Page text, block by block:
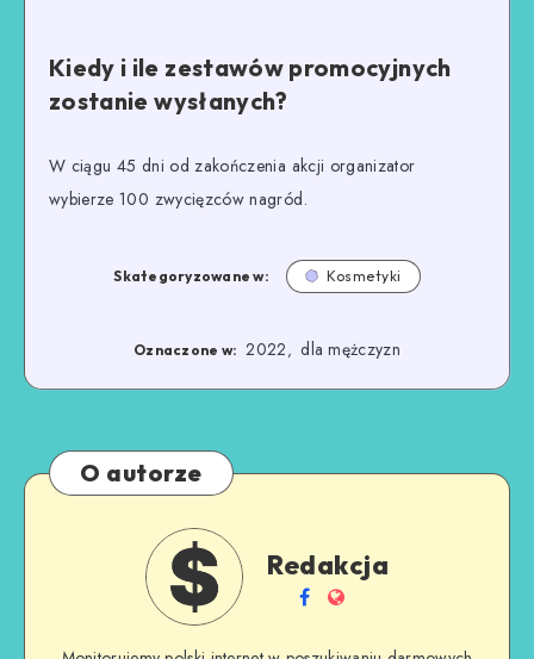
Kiedy i ile zestawów promocyjnych
zostanie wysłanych?
W ciągu 45 dni od zakończenia akcji organizator
wybierze 100 zwycięzców nagród.
Skategoryzowane w: Kosmetyki
Oznaczone w: 2022, dla mężczyzn
O autorze
Redakcja